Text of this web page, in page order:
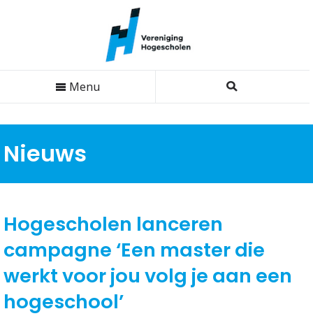
Menu
Nieuws
Hogescholen lanceren
campagne ‘Een master die
werkt voor jou volg je aan een
hogeschool’